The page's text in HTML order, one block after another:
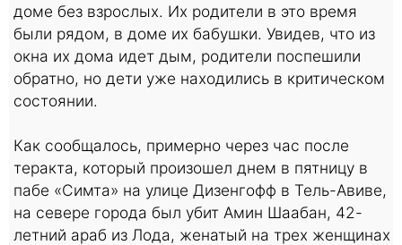
доме без взрослых. Их родители в это время
были рядом, в доме их бабушки. Увидев, что из
окна их дома идет дым, родители поспешили
обратно, но дети уже находились в критическом
состоянии.
Как сообщалось, примерно через час после
теракта, который произошел днем в пятницу в
пабе «Симта» на улице Дизенгофф в Тель-Авиве,
на севере города был убит Амин Шаабан, 42-
летний араб из Лода, женатый на трех женщинах